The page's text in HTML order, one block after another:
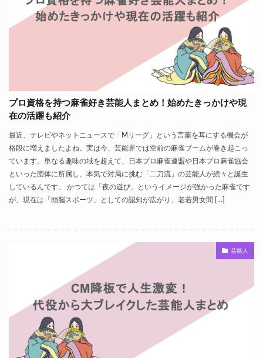
プロ資格を持つ麻雀好き芸能人まとめ！始めたきっかけや現
在の活躍も紹介
最近、テレビやネットニュースで「Mリーグ」という言葉を耳にする機会が
格段に増えましたよね。実は今、芸能界では空前の麻雀ブームが巻き起こっ
ています。単なる趣味の域を超えて、日本プロ麻雀連盟や日本プロ麻雀協会
といった団体に所属し、本気で対局に挑む「二刀流」の芸能人が続々と誕生
しているんです。 かつては「夜の遊び」というイメージが強かった麻雀です
が、現在は「頭脳スポーツ」としての認知が広がり、老若男女問 […]
芸能人